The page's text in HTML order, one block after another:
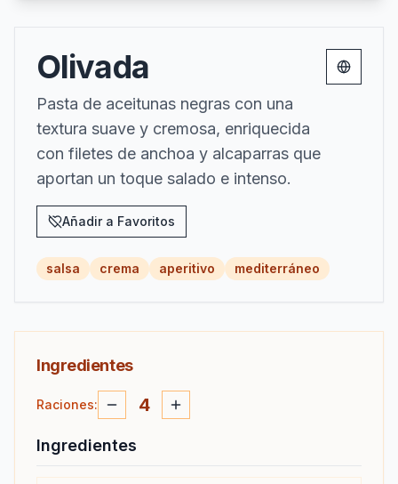
Olivada
Pasta de aceitunas negras con una
textura suave y cremosa, enriquecida
con filetes de anchoa y alcaparras que
aportan un toque salado e intenso.
Añadir a Favoritos
Change
salsa crema aperitivo mediterráneo
Ingredientes
Raciones: 4
Ingredientes